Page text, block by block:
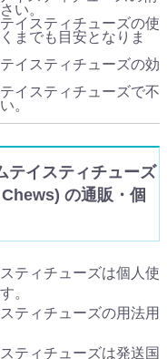
い。
イスティチューズの使
までも目安となりま
イスティチューズの効
イスティチューズで不
。
テイスティチューズ
の通販・個
ティチューズは個人使
。
ティチューズの用法用
ティチューズは発送国